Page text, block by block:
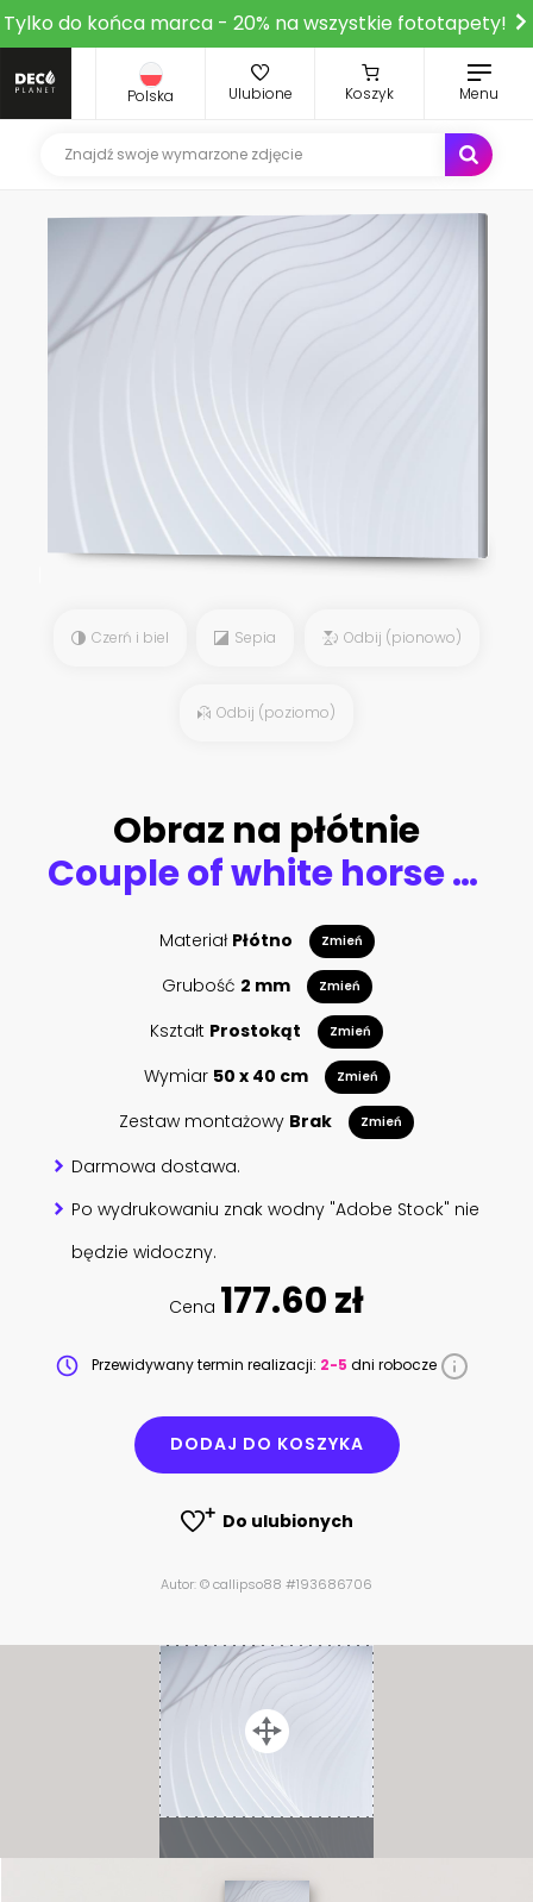
Tylko do końca marca - 20% na wszystkie fototapety!
Polska Ulubione Koszyk Menu
Czerń i biel Sepia Odbij (pionowo)
Odbij (poziomo)
Obraz na płótnie
Couple of white horse on white background
Materiał Płótno Zmień
Grubość 2 mm Zmień
Kształt Prostokąt Zmień
Wymiar 50 x 40 cm Zmień
Zestaw montażowy Brak Zmień
Darmowa dostawa.
Po wydrukowaniu znak wodny "Adobe Stock" nie
będzie widoczny.
Cena 177.60 zł
Przewidywany termin realizacji: 2-5 dni robocze
DODAJ DO KOSZYKA
Do ulubionych
Autor: © callipso88 #193686706